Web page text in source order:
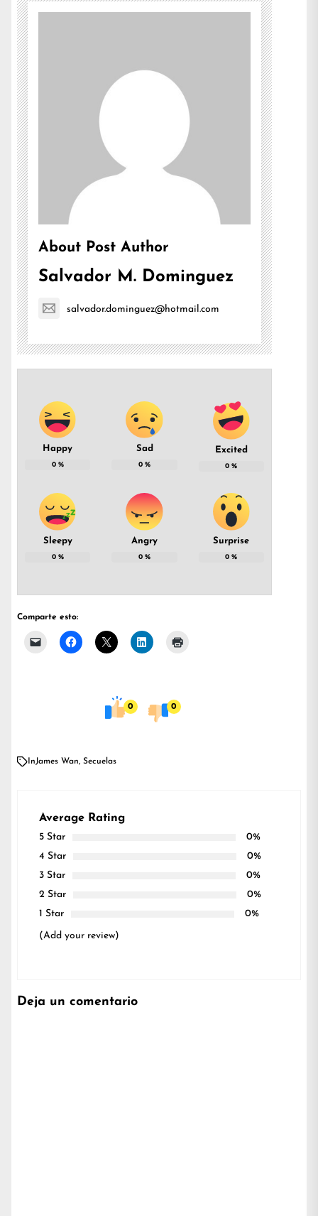
About Post Author
Salvador M. Dominguez
salvador.dominguez@hotmail.com
Happy
0%
Sad
0 %
Excited
0 %
Sleepy
0%
Angry
0 %
Surprise
0 %
Comparte esto:
0 0
InJames Wan, Secuelas
Average Rating
5 Star
0%
4 Star
0%
3 Star
0%
2 Star
0%
1 Star
0%
(Add your review)
Deja un comentario